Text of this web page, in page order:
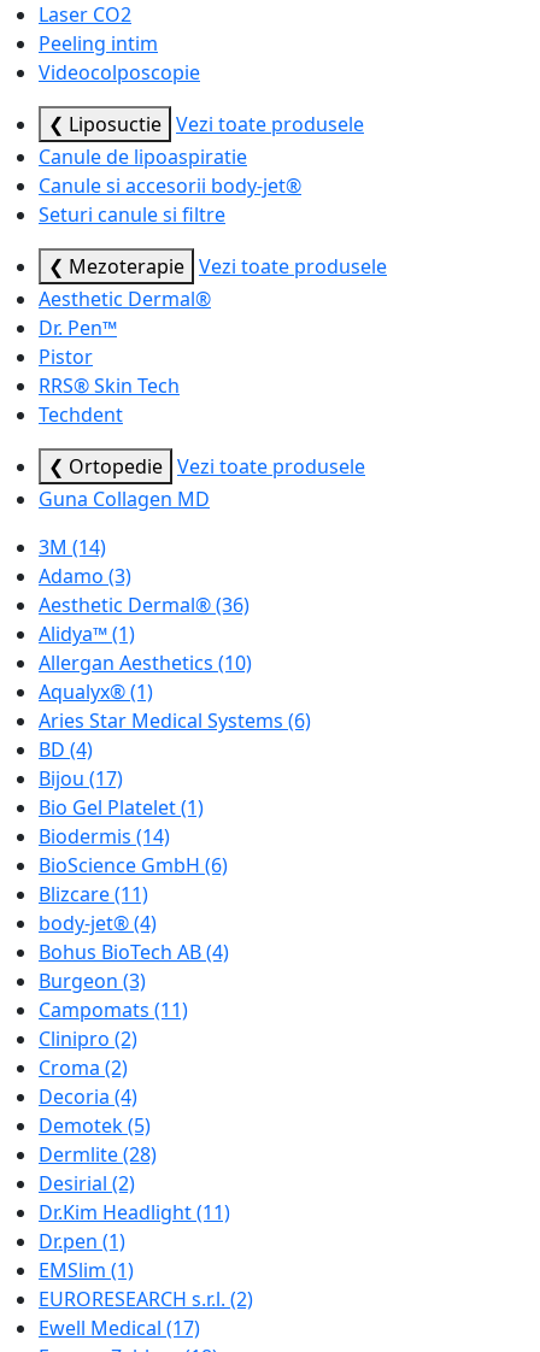
Laser CO2
Peeling intim
Videocolposcopie
❮ Liposuctie Vezi toate produsele
Canule de lipoaspiratie
Canule si accesorii body-jet®
Seturi canule si filtre
❮ Mezoterapie Vezi toate produsele
Aesthetic Dermal®
Dr. Pen™
Pistor
RRS® Skin Tech
Techdent
❮ Ortopedie Vezi toate produsele
Guna Collagen MD
3M (14)
Adamo (3)
Aesthetic Dermal®(36)
Alidya™(1)
Allergan Aesthetics (10)
Aqualyx®(1)
Aries Star Medical Systems (6)
BD (4)
Bijou (17)
Bio Gel Platelet(1)
Biodermis (14)
BioScience GmbH (6)
Blizcare(11)
body-jet®(4)
Bohus BioTech AB(4)
Burgeon (3)
Campomats (11)
Clinipro (2)
Croma (2)
Decoria (4)
Demotek(5)
Dermlite(28)
Desirial (2)
Dr.Kim Headlight(11)
Dr.pen (1)
EMSlim (1)
EURORESEARCH s.r.l. (2)
Ewell Medical (17)